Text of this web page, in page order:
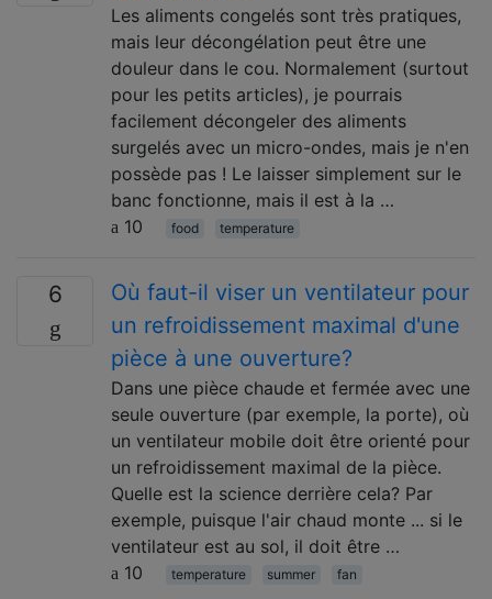
Les aliments congelés sont très pratiques,
mais leur décongélation peut être une
douleur dans le cou. Normalement (surtout
pour les petits articles), je pourrais
facilement décongeler des aliments
surgelés avec un micro-ondes, mais je n'en
possède pas ! Le laisser simplement sur le
banc fonctionne, mais il est à la …
10
food temperature
6
Où faut-il viser un ventilateur pour
un refroidissement maximal d'une
pièce à une ouverture?
Dans une pièce chaude et fermée avec une
seule ouverture (par exemple, la porte), où
un ventilateur mobile doit être orienté pour
un refroidissement maximal de la pièce.
Quelle est la science derrière cela? Par
exemple, puisque l'air chaud monte ... si le
ventilateur est au sol, il doit être …
10
temperature summer fan